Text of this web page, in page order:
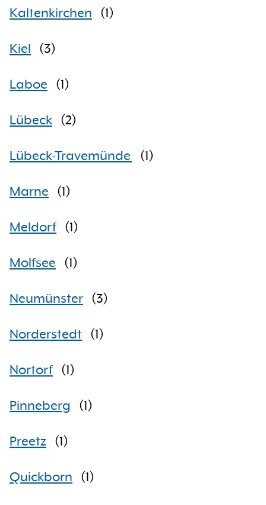
Kaltenkirchen (1)
Kiel (3)
Laboe (1)
Lübeck (2)
Lübeck-Travemünde (1)
Marne (1)
Meldorf (1)
Molfsee (1)
Neumünster (3)
Norderstedt (1)
Nortorf (1)
Pinneberg (1)
Preetz (1)
Quickborn (1)